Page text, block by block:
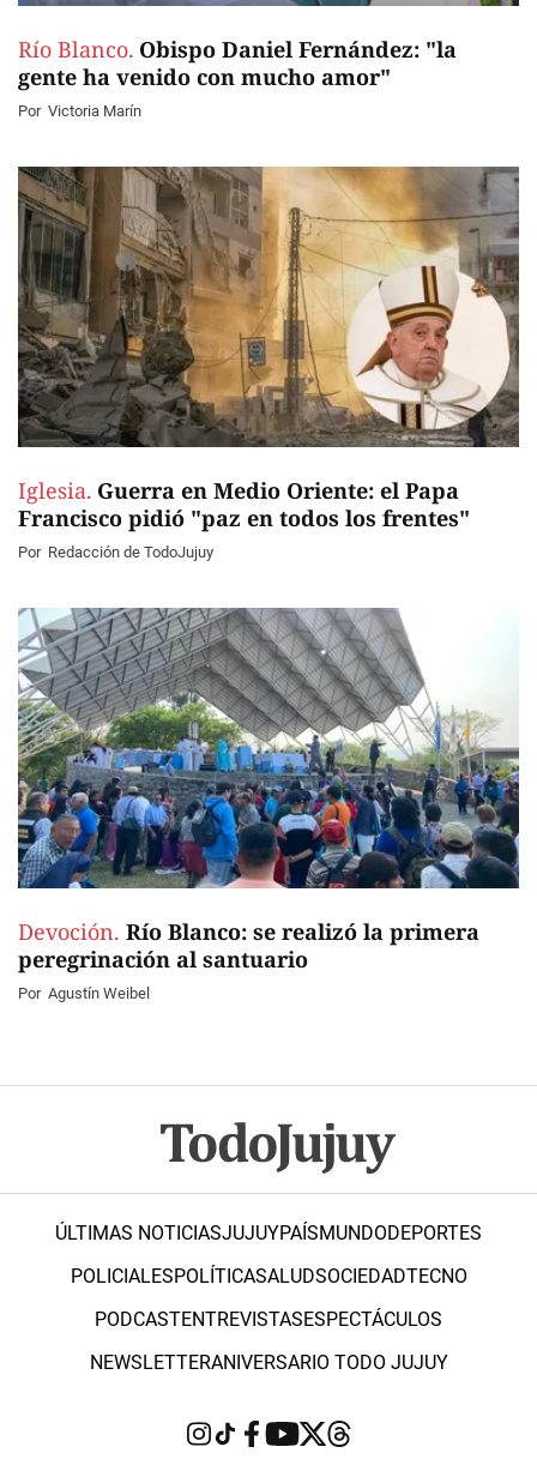
Río Blanco. Obispo Daniel Fernández: "la
gente ha venido con mucho amor"
Por Victoria Marín
Iglesia. Guerra en Medio Oriente: el Papa
Francisco pidió "paz en todos los frentes"
Por Redacción de TodoJujuy
Devoción. Río Blanco: se realizó la primera
peregrinación al santuario
Por Agustín Weibel
ÚLTIMAS NOTICIASJUJUYPAÍSMUNDODEPORTES
POLICIALESPOLÍTICASALUDSOCIEDADTECNO
PODCASTENTREVISTASESPECTÁCULOS
NEWSLETTERANIVERSARIO TODO JUJUY